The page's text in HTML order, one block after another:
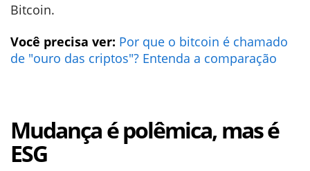
Bitcoin.
Você precisa ver: Por que o bitcoin é chamado
de "ouro das criptos"? Entenda a comparação
Mudança é polêmica, mas é
ESG